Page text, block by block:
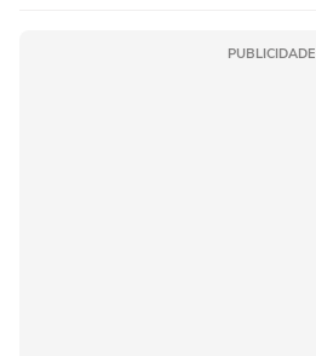
PUBLICIDADE